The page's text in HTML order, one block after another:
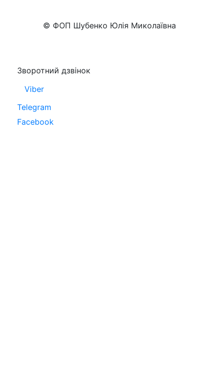
© ФОП Шубенко Юлія Миколаївна
Зворотний дзвінок
Viber
Telegram
Facebook